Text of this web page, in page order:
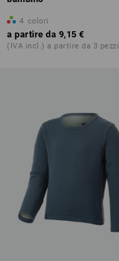
4 colori
a partire da 9,15 €
(IVA incl.) a partire da 3 pezzi